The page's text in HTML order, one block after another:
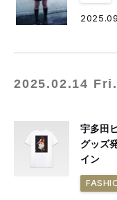
2025.02.14 Fri.
宇多田
グッズ
イン